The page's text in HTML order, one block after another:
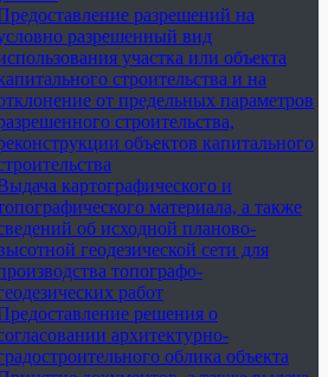
разрешений на
разрешенный вид
участка или объекта
строительства и на
от предельных параметров
строительства,
объектов капитального
картографического и
материала, а также
об исходной планово-
геодезической сети для
топографо-
работ
решения о
архитектурно-
облика объекта